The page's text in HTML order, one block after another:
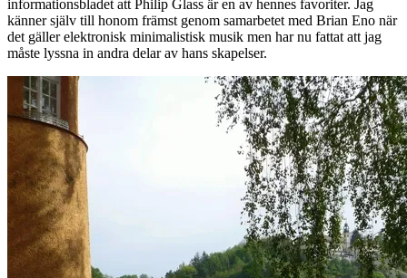
informationsbladet att Philip Glass är en av hennes favoriter. Jag
känner själv till honom främst genom samarbetet med Brian Eno när
det gäller elektronisk minimalistisk musik men har nu fattat att jag
måste lyssna in andra delar av hans skapelser.